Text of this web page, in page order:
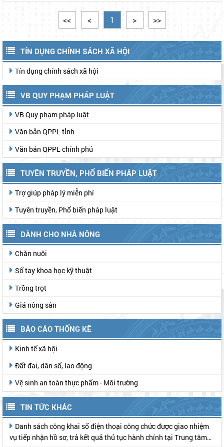
<< < 1 > >>
TÍN DỤNG CHÍNH SÁCH XÃ HỘI
Tín dụng chính sách xã hội
VB QUY PHẠM PHÁP LUẬT
VB Quy phạm pháp luật
Văn bản QPPL tỉnh
Văn bản QPPL chính phủ
TUYÊN TRUYỀN, PHỔ BIẾN PHÁP LUẬT
Trợ giúp pháp lý miễn phí
Tuyên truyền, Phổ biến pháp luật
DÀNH CHO NHÀ NÔNG
Chăn nuôi
Sổ tay khoa học kỹ thuật
Trồng trọt
Giá nông sản
BÁO CÁO THỐNG KÊ
Kinh tế xã hội
Đất đai, dân số, lao động
Vệ sinh an toàn thực phẩm - Môi trường
TIN TỨC KHÁC
vụ tiếp nhận hồ sơ, trả kết quả thủ tục hành chính tại Trung tâm